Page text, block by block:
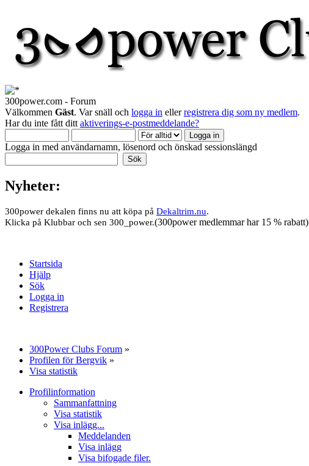
300power.com - Forum
Välkommen Gäst. Var snäll och logga in ellerregistrera dig som ny medlem.
Har du inte fått ditt aktiverings-e-postmeddelande?
Logga in med användarnamn, lösenord och önskad sessionslängd
Nyheter:
300power dekalen finns nu att köpa på Dekaltrim.nu.
Klicka på Klubbar och sen 300_power.(300power medlemmar har 15 % rabatt)
Startsida
Hjälp
Sök
Logga in
Registrera
300Power Clubs Forum »
Profilen för Bergvik »
Visa statistik
Profilinformation
Sammanfattning
Visa statistik
Visa inlägg...
Meddelanden
Visa inlägg
Visa bifogade filer.